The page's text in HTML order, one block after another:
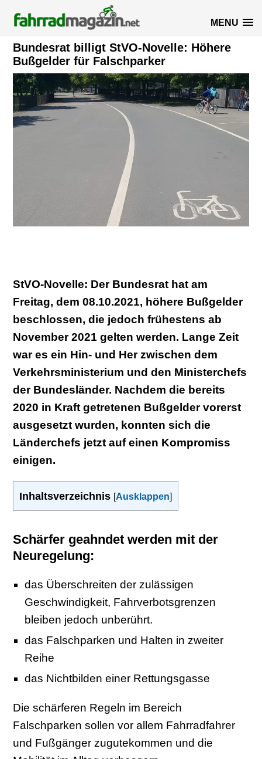
MENU
Bundesrat billigt StVO-Novelle: Höhere
Bußgelder für Falschparker
StVO-Novelle: Der Bundesrat hat am
Freitag, dem 08.10.2021, höhere Bußgelder
beschlossen, die jedoch frühestens ab
November 2021 gelten werden. Lange Zeit
war es ein Hin- und Her zwischen dem
Verkehrsministerium und den Ministerchefs
der Bundesländer. Nachdem die bereits
2020 in Kraft getretenen Bußgelder vorerst
ausgesetzt wurden, konnten sich die
Länderchefs jetzt auf einen Kompromiss
einigen.
Inhaltsverzeichnis [Ausklappen]
Schärfer geahndet werden mit der
Neuregelung:
das Überschreiten der zulässigen
Geschwindigkeit, Fahrverbotsgrenzen
bleiben jedoch unberührt.
das Falschparken und Halten in zweiter
Reihe
das Nichtbilden einer Rettungsgasse
Die schärferen Regeln im Bereich
Falschparken sollen vor allem Fahrradfahrer
und Fußgänger zugutekommen und die